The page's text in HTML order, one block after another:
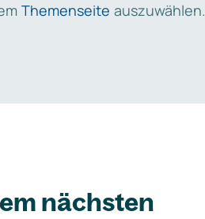
Themenseite auszuwählen.
nächsten